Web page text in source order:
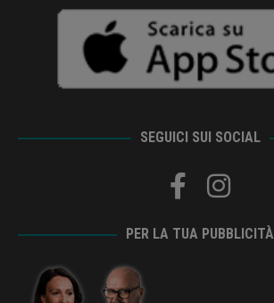
SEGUICI SUI SOCIAL
PER LA TUA PUBBLICITÀ